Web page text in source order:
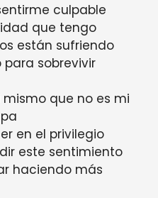
culpable
que tengo
están sufriendo
para sobrevivir
que no es mi
en el privilegio
este sentimiento
haciendo más